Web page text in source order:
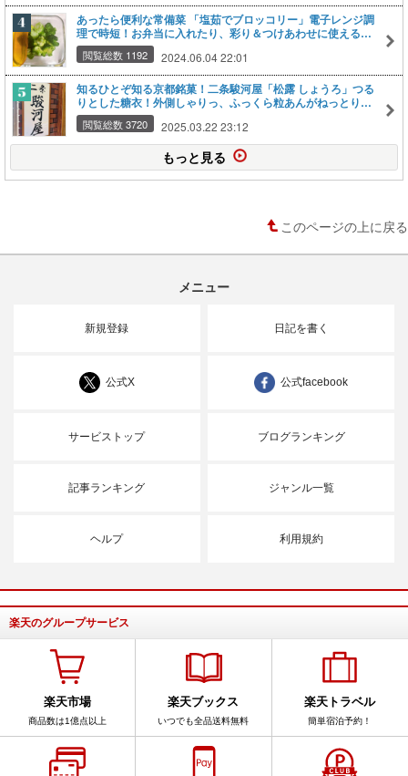
あったら便利な常備菜 「塩茹でブロッコリー」電子レンジ調
理で時短！お弁当に入れたり、彩り＆つけあわせに使える！
チーズをかけたりベーコン＆ポテトと合わせたりアレンジい
ろいろ【iwakiパック＆レンジ1000ml活用法】
閲覧総数 1192 2024.06.04 22:01
知るひとぞ知る京都銘菓！二条駿河屋「松露 しょうろ」つる
りとした糖衣！外側しゃりっ、ふっくら粒あんがねっとりと
ろーり！とろけるくちどけ！センスが良いと褒められる京都
土産！伝統和菓子！季節の干菓子付き【楽天トラベル：京都
府京都市二条新町東入ル】
閲覧総数 3720 2025.03.22 23:12
もっと見る
このページの上に戻る
メニュー
新規登録 日記を書く
公式X 公式facebook
サービストップ ブログランキング
記事ランキング ジャンル一覧
ヘルプ 利用規約
楽天のグループサービス
楽天市場
商品数は1億点以上
楽天ブックス
いつでも全品送料無料
楽天トラベル
簡単宿泊予約！